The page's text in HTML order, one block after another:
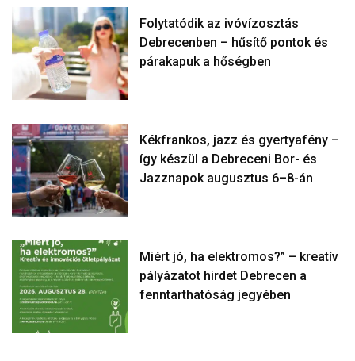
Folytatódik az ivóvízosztás
Debrecenben – hűsítő pontok és
párakapuk a hőségben
Kékfrankos, jazz és gyertyafény –
így készül a Debreceni Bor- és
Jazznapok augusztus 6–8-án
Miért jó, ha elektromos?” – kreatív
pályázatot hirdet Debrecen a
fenntarthatóság jegyében